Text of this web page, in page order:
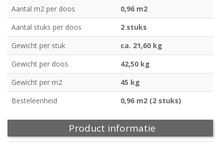
Aantal m2 per doos
0,96 m2
Aantal stuks per doos
2 stuks
Gewicht per stuk
ca. 21,60 kg
Gewicht per doos
42,50 kg
Gewicht per m2
45 kg
Besteleenheid
0,96 m2 (2 stuks)
Product informatie